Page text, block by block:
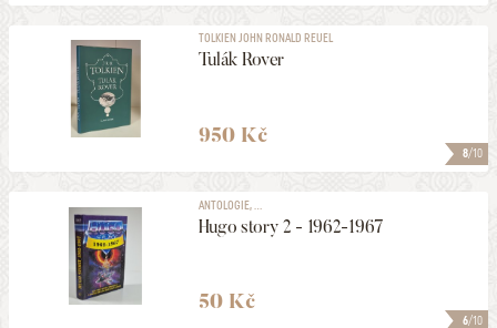
8/10
TOLKIEN JOHN RONALD REUEL
Tulák Rover
950 Kč
6/10
ANTOLOGIE, ...
Hugo story 2 - 1962-1967
50 Kč